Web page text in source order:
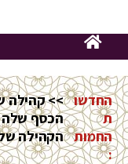
החדשו
ת
החמות
:
>> קהילה
הכסף שלה
הקהילה